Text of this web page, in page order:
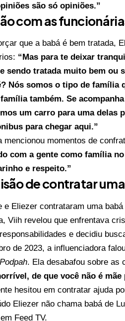
são só opiniões.”
com as
que a babá é bem tratada,
“Mas para te deixar
sendo tratada muito bem ou
Nós somos o tipo de família
também. Se
um carro para uma delas
para chegar aqui.”
mencionou momentos de
com a gente como família
e respeito.”
de contratar
e Eliezer contrataram uma
Viih revelou que enfrentava
e decidiu
de 2023, a influenciadora
Podpah. Ela desabafou sobre as
de que você não é
hesitou em contratar ajuda
Eliezer não chama babá de
Feed TV.